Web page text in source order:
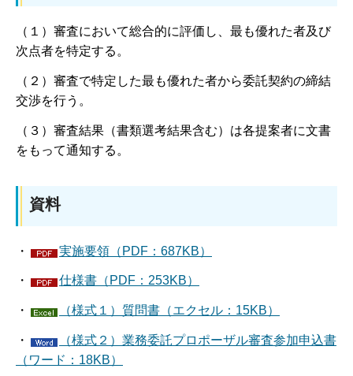
（１）審査において総合的に評価し、最も優れた者及び
次点者を特定する。
（２）審査で特定した最も優れた者から委託契約の締結
交渉を行う。
（３）審査結果（書類選考結果含む）は各提案者に文書
をもって通知する。
資料
・ 実施要領（PDF：687KB）
・ 仕様書（PDF：253KB）
・ （様式１）質問書（エクセル：15KB）
・
（様式２）業務委託プロポーザル審査参加申込書
（ワード：18KB）